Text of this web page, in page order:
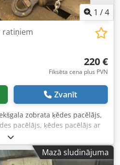
1 /4
ratiņiem
220 €
Fiksēta cena plus PVN
Zvanīt
zobrata ķēdes pacēlājs,
pacēlājs, ķēdes pacēlājs ar
-Celtspēja: 500 kg Dksdpfx
augstums: 3000 mm -
mm -Paša svars: 60 kg
Mazā sludinājuma